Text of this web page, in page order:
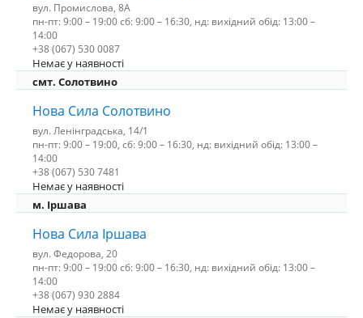
вул. Промислова, 8А
пн-пт: 9:00 – 19:00 сб: 9:00 – 16:30, нд: вихідний обід: 13:00 –
14:00
+38 (067) 530 0087
Немає у наявності
смт. Солотвино
Нова Сила Солотвино
вул. Ленінградська, 14/1
пн-пт: 9:00 – 19:00, сб: 9:00 – 16:30, нд: вихідний обід: 13:00 –
14:00
+38 (067) 530 7481
Немає у наявності
м. Іршава
Нова Сила Іршава
вул. Федорова, 20
пн-пт: 9:00 – 19:00 сб: 9:00 – 16:30, нд: вихідний обід: 13:00 –
14:00
+38 (067) 930 2884
Немає у наявності